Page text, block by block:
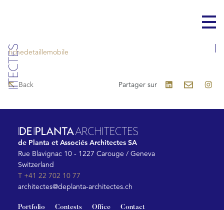
fichedetaillemobile
Back Partager sur
de Planta et Associés Architectes SA
Rue Blavignac 10 - 1227 Carouge / Geneva
Switzerland
T +41 22 702 10 77
architectes@deplanta-architectes.ch
Portfolio Contests Office Contact